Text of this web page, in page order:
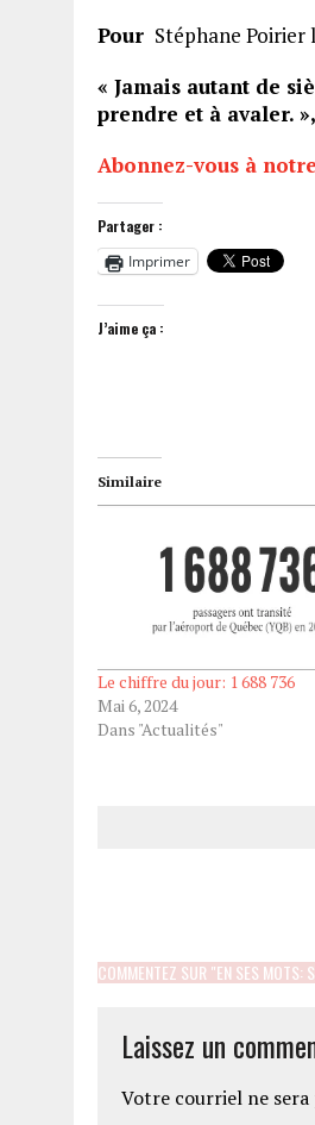
Pour Stéphane Poirier
« Jamais autant de
prendre et à avaler.
Abonnez-vous à
Partager :
Imprimer
J’aime ça :
Similaire
Le chiffre du jour: 1 688 736
Mai 6, 2024
Dans "Actualités"
COMMENTEZ SUR "EN SES MOTS:
Laissez un
Votre courriel ne sera